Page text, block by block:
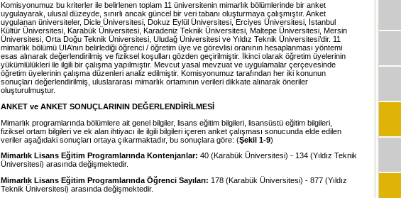
Komisyonumuz bu kriterler ile belirlenen toplam 11 üniversitenin mimarlık bölümlerinde bir anket
uygulayarak, ulusal düzeyde, sınırlı ancak güncel bir veri tabanı oluşturmaya çalışmıştır. Anket
uygulanan üniversiteler, Dicle Üniversitesi, Dokuz Eylül Üniversitesi, Erciyes Üniversitesi, İstanbul
Kültür Üniversitesi, Karabük Üniversitesi, Karadeniz Teknik Üniversitesi, Maltepe Üniversitesi, Mersin
Üniversitesi, Orta Doğu Teknik Üniversitesi, Uludağ Üniversitesi ve Yıldız Teknik Üniversitesi’dir. 11
mimarlık bölümü UIA’nın belirlediği öğrenci / öğretim üye ve görevlisi oranının hesaplanması yöntemi
esas alınarak değerlendirilmiş ve fiziksel koşulları gözden geçirilmiştir. İkinci olarak öğretim üyelerinin
yükümlülükleri ile ilgili bir çalışma yapılmıştır. Mevcut yasal mevzuat ve uygulamalar çerçevesinde
öğretim üyelerinin çalışma düzenleri analiz edilmiştir. Komisyonumuz tarafından her iki konunun
sonuçları değerlendirilmiş, uluslararası mimarlık ortamının verileri dikkate alınarak öneriler
oluşturulmuştur.
ANKET ve ANKET SONUÇLARININ DEĞERLENDİRİLMESİ
Mimarlık programlarında bölümlere ait genel bilgiler, lisans eğitim bilgileri, lisansüstü eğitim bilgileri,
fiziksel ortam bilgileri ve ek alan ihtiyacı ile ilgili bilgileri içeren anket çalışması sonucunda elde edilen
veriler aşağıdaki sonuçları ortaya çıkarmaktadır, bu sonuçlara göre: (Şekil 1-9)
Mimarlık Lisans Eğitim Programlarında Kontenjanlar: 40 (Karabük Üniversitesi) - 134 (Yıldız Teknik
Üniversitesi) arasında değişmektedir.
Mimarlık Lisans Eğitim Programlarında Öğrenci Sayıları: 178 (Karabük Üniversitesi) - 877 (Yıldız
Teknik Üniversitesi) arasında değişmektedir.